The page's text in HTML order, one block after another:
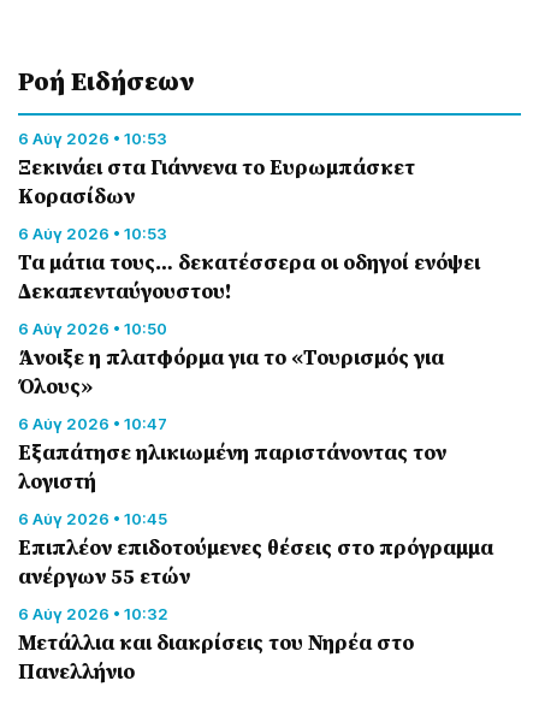
Ροή Eιδήσεων
6 Αύγ 2026 • 10:53
Ξεκινάει στα Γιάννενα το Ευρωμπάσκετ
Κορασίδων
6 Αύγ 2026 • 10:53
Τα μάτια τους… δεκατέσσερα οι οδηγοί ενόψει
Δεκαπενταύγουστου!
6 Αύγ 2026 • 10:50
Άνοιξε η πλατφόρμα για το «Τουρισμός για
Όλους»
6 Αύγ 2026 • 10:47
Εξαπάτησε ηλικιωμένη παριστάνοντας τον
λογιστή
6 Αύγ 2026 • 10:45
Επιπλέον επιδοτούμενες θέσεις στο πρόγραμμα
ανέργων 55 ετών
6 Αύγ 2026 • 10:32
Μετάλλια και διακρίσεις του Νηρέα στο
Πανελλήνιο